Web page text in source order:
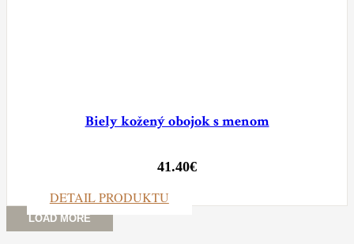
Biely kožený obojok s menom
41.40€
DETAIL PRODUKTU
LOAD MORE